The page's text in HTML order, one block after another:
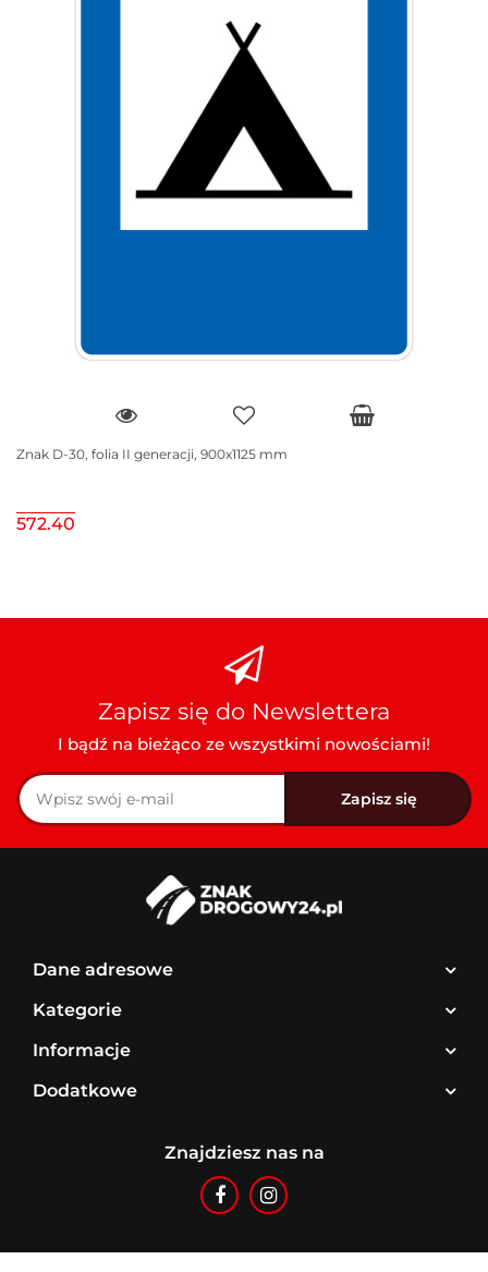
Znak D-30, folia II generacji, 900x1125 mm
572.40
Zapisz się do Newslettera
I bądź na bieżąco ze wszystkimi nowościami!
Dane adresowe
Kategorie
Informacje
Dodatkowe
Znajdziesz nas na